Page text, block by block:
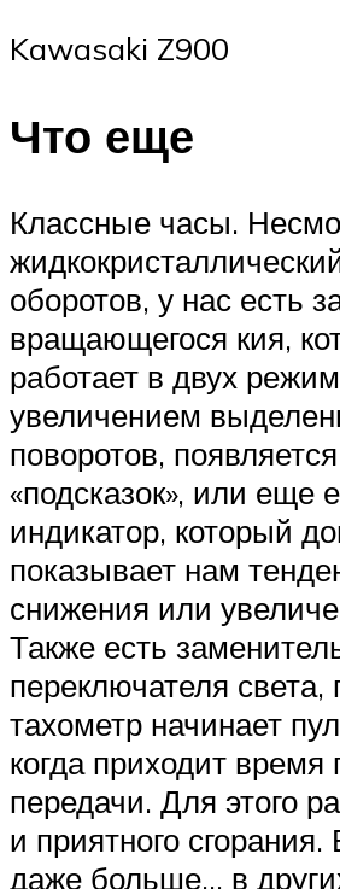
Kawasaki Z900
Что еще
Классные часы.
оборотов, у нас есть
вращающегося кия,
работает в двух
увеличением
поворотов,
«подсказок», или еще
индикатор, который
показывает нам
снижения или
Также есть
переключателя света,
тахометр начинает
когда приходит время
передачи. Для этого
и приятного сгорания.
даже больше… в